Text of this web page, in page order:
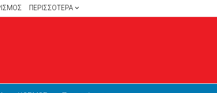
ΠΕΡΙΣΣΌΤΕΡΑ